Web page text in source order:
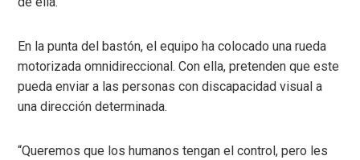
En la punta del bastón, el equipo ha colocado una rueda
motorizada omnidireccional. Con ella, pretenden que este
pueda enviar a las personas con discapacidad visual a
una dirección determinada.
“Queremos que los humanos tengan el control, pero les